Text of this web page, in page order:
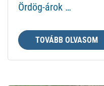
Ördög-árok …
TOVÁBB OLVASOM